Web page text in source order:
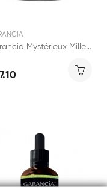
Garancia Mystérieux Mille et Un Jours Émulsion...